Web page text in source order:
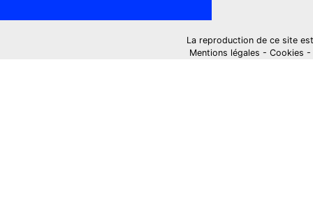
La reproduction de ce site
Mentions légales - Cookies -